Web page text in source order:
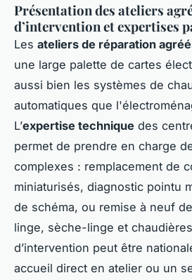
Présentation des ateliers
d’intervention et expertises
Les ateliers de réparation
une large palette de cartes
aussi bien les systèmes de
automatiques que
L’expertise technique des
permet de prendre en charge
complexes : remplacement de
miniaturisés, diagnostic pointu
de schéma, ou remise à neuf
linge, sèche-linge et
d’intervention peut être
accueil direct en atelier ou un